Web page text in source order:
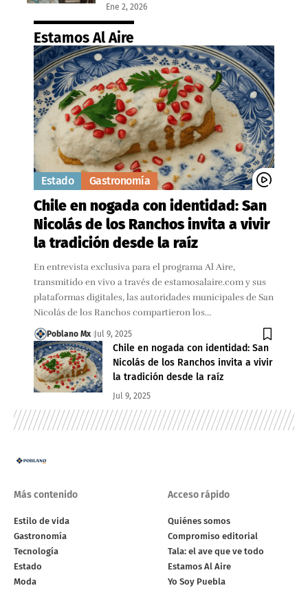
Ene 2, 2026
Estamos Al Aire
Estado Gastronomía
Chile en nogada con identidad: San
Nicolás de los Ranchos invita a vivir
la tradición desde la raíz
En entrevista exclusiva para el programa Al Aire,
transmitido en vivo a través de estamosalaire.com y sus
plataformas digitales, las autoridades municipales de San
Nicolás de los Ranchos compartieron los…
Poblano Mx Jul 9, 2025
Chile en nogada con identidad: San
Nicolás de los Ranchos invita a vivir
la tradición desde la raíz
Jul 9, 2025
Más contenido
Estilo de vida
Gastronomía
Tecnología
Estado
Moda
Acceso rápido
Quiénes somos
Compromiso editorial
Tala: el ave que ve todo
Estamos Al Aire
Yo Soy Puebla